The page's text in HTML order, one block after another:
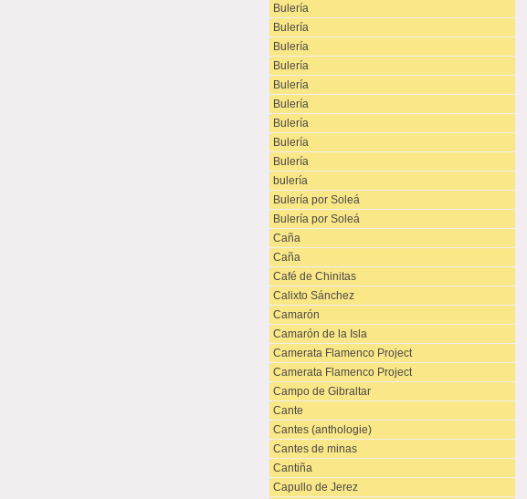
Bulería
Bulería
Bulería
Bulería
Bulería
Bulería
Bulería
Bulería
Bulería
bulería
Bulería por Soleá
Bulería por Soleá
Caña
Caña
Café de Chinitas
Calixto Sánchez
Camarón
Camarón de la Isla
Camerata Flamenco Project
Camerata Flamenco Project
Campo de Gibraltar
Cante
Cantes (anthologie)
Cantes de minas
Cantiña
Capullo de Jerez